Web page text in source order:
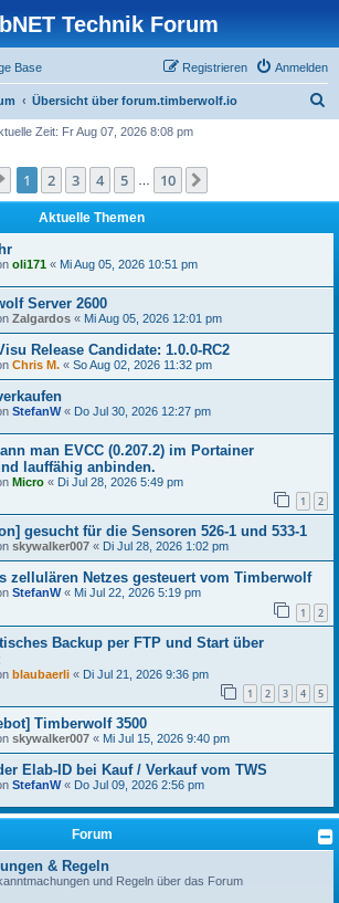
Technik Forum
Base Anmelden
Registrieren
Übersicht über forum.timberwolf.io
e
Zeit: Fr Aug 07, 2026 8:08 pm
Seite 1von 10
1 2 3 4 5 10
Aktuelle Themen
oli171 « Mi Aug 05, 2026 10:51 pm
Server 2600
Zalgardos « Mi Aug 05, 2026 12:01 pm
Release Candidate: 1.0.0-RC2
Chris M. « So Aug 02, 2026 11:32 pm
StefanW« Do Jul 30, 2026 12:27 pm
man EVCC (0.207.2) im Portainer
lauffähig anbinden.
Micro « Di Jul 28, 2026 5:49 pm
1 2
gesucht für die Sensoren 526-1 und 533-1
skywalker007 « Di Jul 28, 2026 1:02 pm
zellulären Netzes gesteuert vom Timberwolf
StefanW« Mi Jul 22, 2026 5:19 pm
1 2
Backup per FTP und Start über
blaubaerli « Di Jul 21, 2026 9:36 pm
1 2 3 4 5
Timberwolf 3500
skywalker007 « Mi Jul 15, 2026 9:40 pm
Elab-ID bei Kauf / Verkauf vom TWS
StefanW« Do Jul 09, 2026 2:56 pm
Forum
& Regeln
und Regeln über das Forum